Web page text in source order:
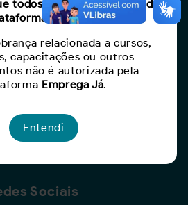
Candidatos
de Currículo
se
Oportunidade
Sociais
todos os serviços oferecidos
são gratuitos.
relacionada a cursos,
capacitações ou outros
não é autorizada pela
Emprega Já.
Entendi